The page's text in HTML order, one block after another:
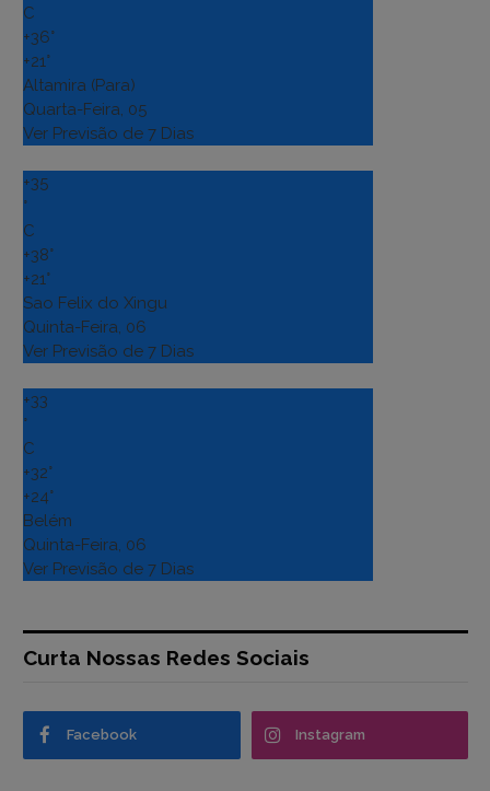
C
+36°
+21°
Altamira (Para)
Quarta-Feira, 05
Ver Previsão de 7 Dias
+35
°
C
+38°
+21°
Sao Felix do Xingu
Quinta-Feira, 06
Ver Previsão de 7 Dias
+33
°
C
+32°
+24°
Belém
Quinta-Feira, 06
Ver Previsão de 7 Dias
Curta Nossas Redes Sociais
Facebook Instagram